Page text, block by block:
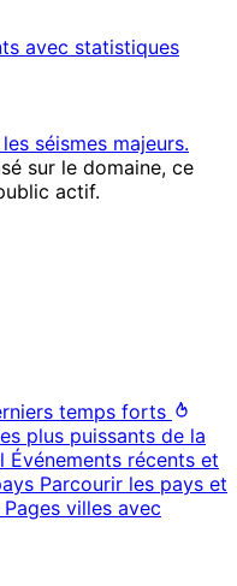
avec statistiques
séismes majeurs.
sur le domaine, ce
actif.
temps forts
plus puissants de la
Événements récents et
Parcourir les pays et
Pages villes avec